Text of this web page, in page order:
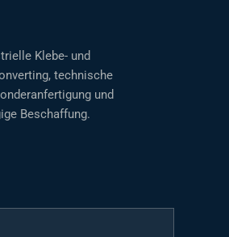
Klebe- und
technische
und
Beschaffung.